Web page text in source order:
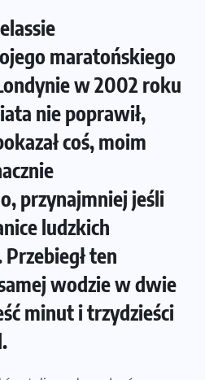
maratońskiego
w 2002 roku
nie poprawił,
coś, moim
przynajmniej jeśli
ludzkich
ten
wodzie w dwie
minut i trzydzieści